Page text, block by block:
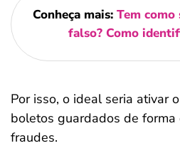
Conheça mais: Tem como
falso? Como
Por isso, o ideal seria ativar
boletos guardados de
fraudes.